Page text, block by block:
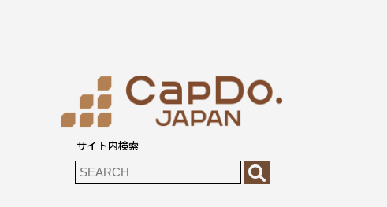
サイト内検索